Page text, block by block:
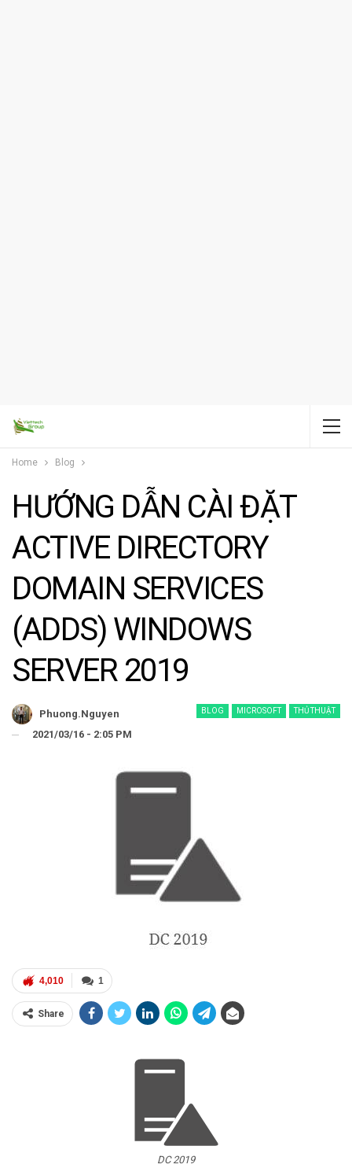
Home Blog
HƯỚNG DẪN CÀI ĐẶT
ACTIVE DIRECTORY
DOMAIN SERVICES
(ADDS) WINDOWS
SERVER 2019
BLOG MICROSOFT THỦ THUẬT
Phuong.nguyen
2021/03/16 - 2:05 PM
1
4,010
Share
DC 2019